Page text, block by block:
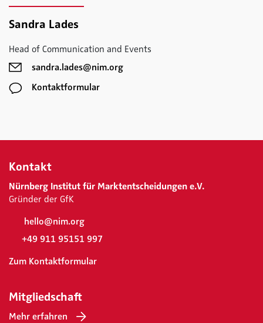
Sandra Lades
Head of Communication and Events
sandra.lades@nim.org
Kontaktformular
Kontakt
Nürnberg Institut für Marktentscheidungen e.V.
Gründer der GfK
hello@nim.org
+49 911 95151 997
Zum Kontaktformular
Mitgliedschaft
Mehr erfahren